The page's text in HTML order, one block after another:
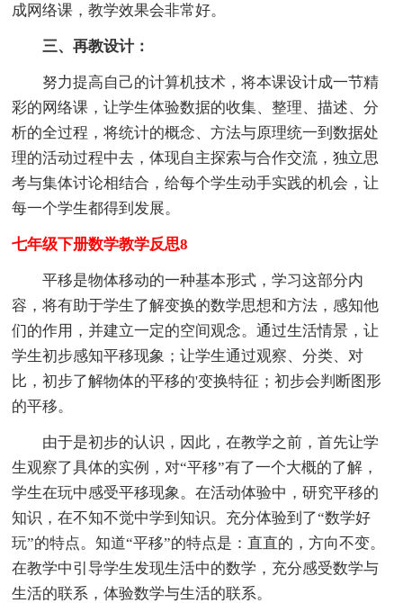
成网络课，教学效果会非常好。
三、再教设计：
努力提高自己的计算机技术，将本课设计成一节精
彩的网络课，让学生体验数据的收集、整理、描述、分
析的全过程，将统计的概念、方法与原理统一到数据处
理的活动过程中去，体现自主探索与合作交流，独立思
考与集体讨论相结合，给每个学生动手实践的机会，让
每一个学生都得到发展。
七年级下册数学教学反思8
平移是物体移动的一种基本形式，学习这部分内
容，将有助于学生了解变换的数学思想和方法，感知他
们的作用，并建立一定的空间观念。通过生活情景，让
学生初步感知平移现象；让学生通过观察、分类、对
比，初步了解物体的平移的'变换特征；初步会判断图形
的平移。
由于是初步的认识，因此，在教学之前，首先让学
生观察了具体的实例，对“平移”有了一个大概的了解，
学生在玩中感受平移现象。在活动体验中，研究平移的
知识，在不知不觉中学到知识。充分体验到了“数学好
玩”的特点。知道“平移”的特点是：直直的，方向不变。
在教学中引导学生发现生活中的数学，充分感受数学与
生活的联系，体验数学与生活的联系。